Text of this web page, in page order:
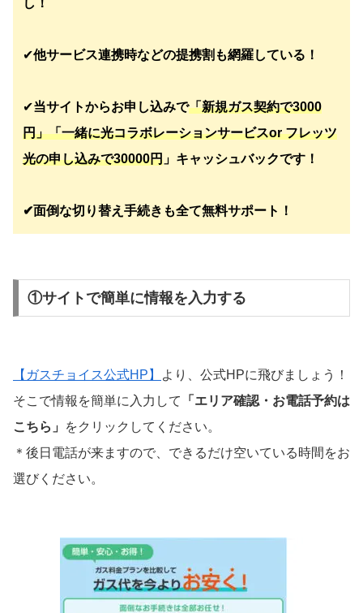
し！
✔︎他サービス連携時などの提携割も網羅している！
✔︎当サイトからお申し込みで「新規ガス契約で3000
円」「一緒に光コラボレーションサービスor フレッツ
光の申し込みで30000円 」キャッシュバックです！
✔︎面倒な切り替え手続きも全て無料サポート！
①サイトで簡単に情報を入力する
【ガスチョイス公式HP】
より、公式HPに飛びましょう！
そこで情報を簡単に入力して
「エリア確認・お電話予約は
こちら」
をクリックしてください。
＊後日電話が来ますので、できるだけ空いている時間をお
選びください。